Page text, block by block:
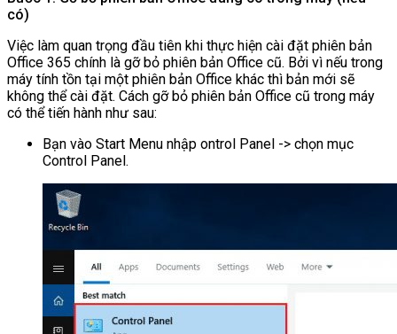
có)
Việc làm quan trọng đầu tiên khi thực hiện cài đặt phiên bản
Office 365 chính là gỡ bỏ phiên bản Office cũ. Bởi vì nếu trong
máy tính tồn tại một phiên bản Office khác thì bản mới sẽ
không thể cài đặt. Cách gỡ bỏ phiên bản Office cũ trong máy
có thể tiến hành như sau:
Bạn vào Start Menu nhập ontrol Panel -> chọn mục
Control Panel.